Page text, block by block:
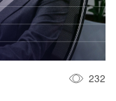
232